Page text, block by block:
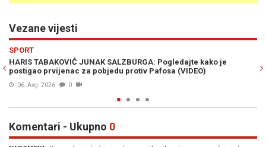
Vezane vijesti
GOTOVO JE!: Haris Tabaković predstavljen u novom klubu,
zadužio legendarnu "devetku"
11. Jul. 2026
Komentari - Ukupno 0